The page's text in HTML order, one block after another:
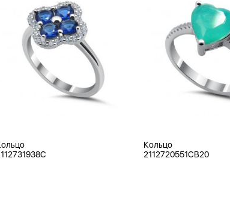
Кольцо
2112720551CB20